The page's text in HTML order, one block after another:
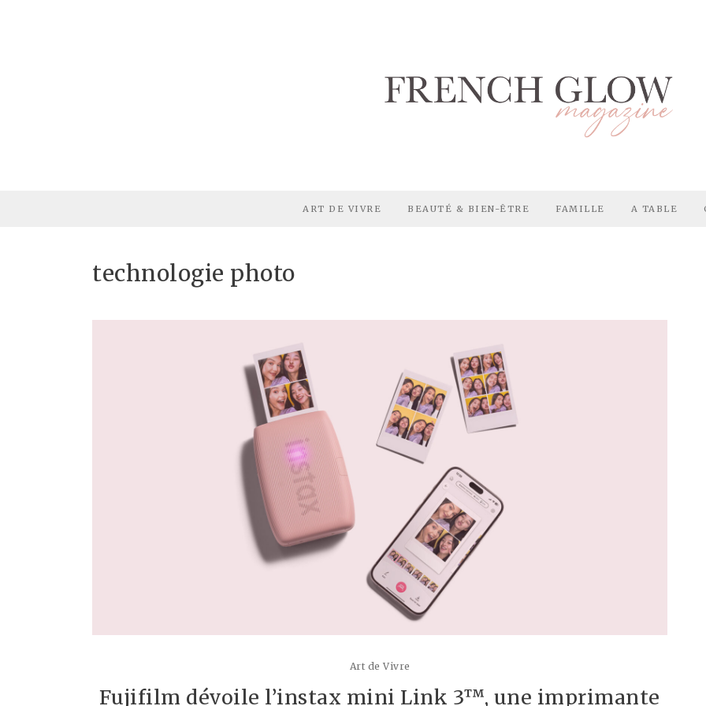
ART DE VIVRE BEAUTÉ & BIEN-ÊTRE FAMILLE A TABLE
technologie photo
Art de Vivre
Fujifilm dévoile l’instax mini Link 3™, une imprimante